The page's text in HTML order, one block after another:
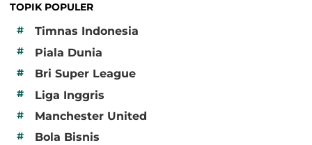
TOPIK POPULER
#
Timnas Indonesia
# Piala Dunia
# Bri Super League
# Liga Inggris
# Manchester United
# Bola Bisnis